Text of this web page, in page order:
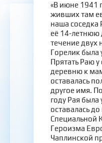
«В июне 1941
живших там
наша соседка
её 14-летнюю
течение двух
Горелик была
Прятать Раю
деревню к
оставалась
другое имя.
году Рая
оставалась
Специальной
Героизма
Чаплинской